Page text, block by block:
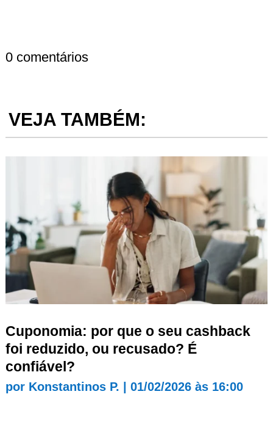
0 comentários
VEJA TAMBÉM:
Cuponomia: por que o seu cashback
foi reduzido, ou recusado? É
confiável?
por Konstantinos P. 01/02/2026 às 16:00